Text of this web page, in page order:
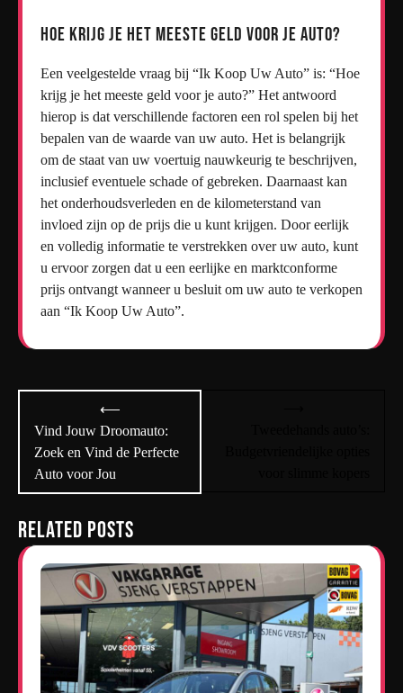
Hoe krijg je het meeste geld voor je auto?
Een veelgestelde vraag bij “Ik Koop Uw Auto” is: “Hoe
krijg je het meeste geld voor je auto?” Het antwoord
hierop is dat verschillende factoren een rol spelen bij het
bepalen van de waarde van uw auto. Het is belangrijk
om de staat van uw voertuig nauwkeurig te beschrijven,
inclusief eventuele schade of gebreken. Daarnaast kan
het onderhoudsverleden en de kilometerstand van
invloed zijn op de prijs die u kunt krijgen. Door eerlijk
en volledig informatie te verstrekken over uw auto, kunt
u ervoor zorgen dat u een eerlijke en marktconforme
prijs ontvangt wanneer u besluit om uw auto te verkopen
aan “Ik Koop Uw Auto”.
navigatie
⟵
Vind Jouw Droomauto:
Zoek en Vind de Perfecte
Auto voor Jou
Related Posts